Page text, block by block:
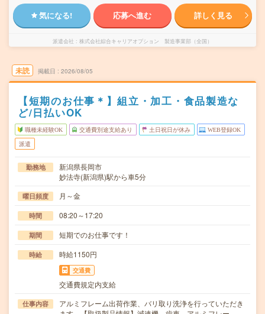
気になる! 応募へ進む 詳しく見る
派遣会社 株式会社綜合キャリアオプション 製造事業部（全国）
未読 掲載日 2026/08/05
【短期のお仕事＊】組立・加工・食品製造な
ど/日払いOK
職種未経験OK 交通費別途支給あり 土日祝日が休み WEB登録OK
派遣
勤務地
新潟県長岡市
妙法寺(新潟県)駅から車5分
曜日頻度 月～金
時間 08:20～17:20
期間 短期でのお仕事です！
時給 時給1150円
交通費
交通費規定内支給
仕事内容
アルミフレーム出荷作業、バリ取り洗浄を行っていただき